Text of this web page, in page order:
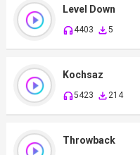
Level Down
4403 5
Kochsaz
5423 214
Throwback